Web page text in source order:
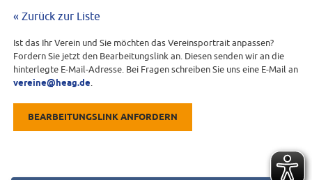
« Zurück zur Liste
Ist das Ihr Verein und Sie möchten das Vereinsportrait anpassen?
Fordern Sie jetzt den Bearbeitungslink an. Diesen senden wir an die
hinterlegte E-Mail-Adresse. Bei Fragen schreiben Sie uns eine E-Mail an
vereine@heag.de.
BEARBEITUNGSLINK ANFORDERN